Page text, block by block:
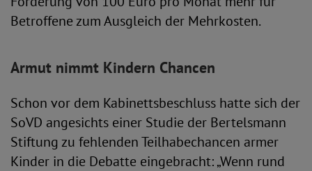
Betroffene zum Ausgleich der Mehrkosten.
Armut nimmt Kindern Chancen
Schon vor dem Kabinettsbeschluss hatte sich der
SoVD angesichts einer Studie der Bertelsmann
Stiftung zu fehlenden Teilhabechancen armer
Kinder in die Debatte eingebracht: „Wenn rund